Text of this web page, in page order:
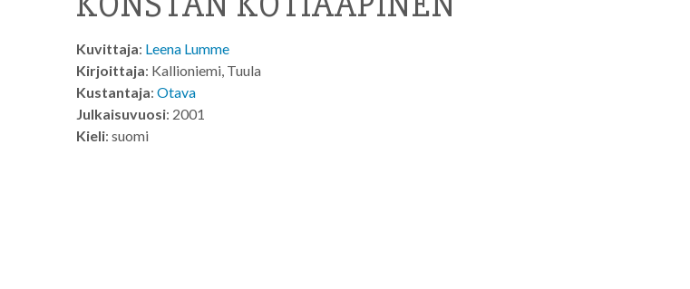
Kuvittaja: Leena Lumme
Kirjoittaja: Kallioniemi, Tuula
Kustantaja: Otava
Julkaisuvuosi: 2001
Kieli: suomi